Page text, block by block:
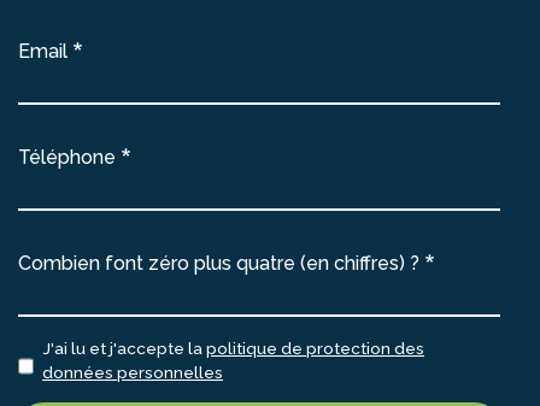
Email
Téléphone
Combien font zéro plus quatre (en chiffres) ?
J'ai lu et j'accepte la politique de protection des
données personnelles